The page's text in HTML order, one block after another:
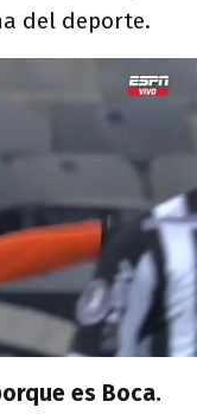
del deporte.
es Boca.